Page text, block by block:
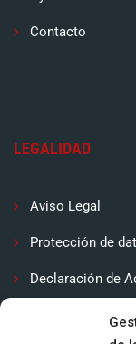
Contacto
LEGALIDAD
Aviso Legal
Protección de
Declaración de